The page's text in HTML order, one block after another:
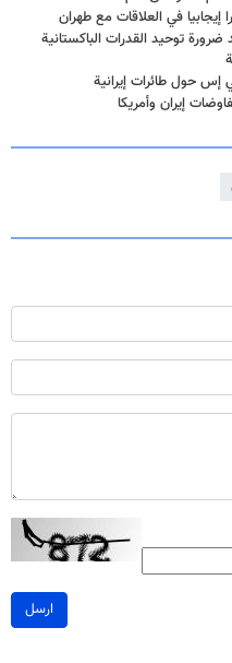
إيجابيا في العلاقات مع طهران
توحيد القدرات الباكستانية
إس حول طائرات إيرانية
إيران وأمريكا
ارسل